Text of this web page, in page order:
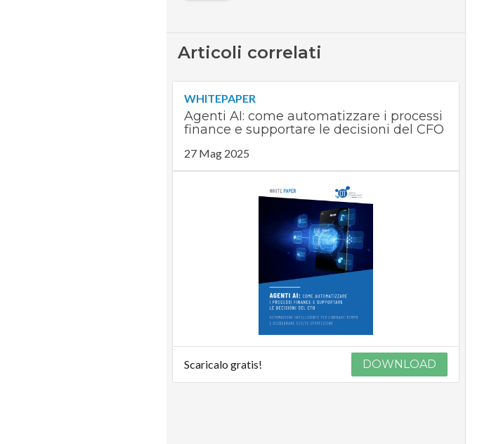
Articoli correlati
WHITEPAPER
Agenti AI: come automatizzare i processi
finance e supportare le decisioni del CFO
27 Mag 2025
Scaricalo gratis! DOWNLOAD